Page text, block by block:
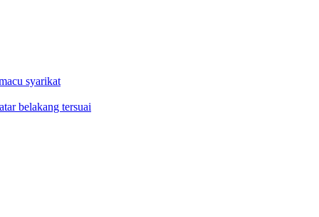
syarikat
belakang tersuai